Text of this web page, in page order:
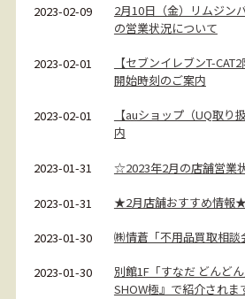
2023-02-09
2月10日（金）リムジン
の営業状況について
2023-02-01
【セブンイレブンT-
開始時刻のご案内
2023-02-01
【auショップ（UQ取り
内
2023-01-31 ☆2023年2月の店舗営業
2023-01-31 ★2月店舗おすすめ情報★
2023-01-30 ㈱情蒼「不用品買取相
2023-01-30
別館1F「すなだ どんど
SHOW極』で紹介されま